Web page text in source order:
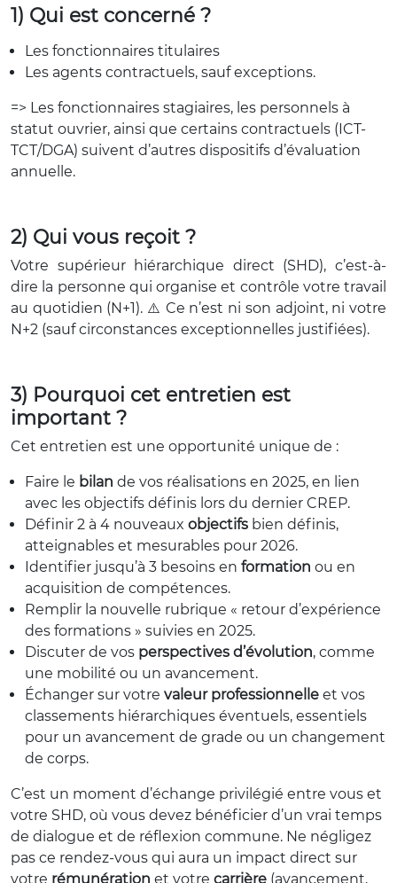
1) Qui est concerné ?
Les fonctionnaires titulaires
Les agents contractuels, sauf exceptions.
=> Les fonctionnaires stagiaires, les personnels à
statut ouvrier, ainsi que certains contractuels (ICT-
TCT/DGA) suivent d’autres dispositifs d’évaluation
annuelle.
2) Qui vous reçoit ?
Votre supérieur hiérarchique direct (SHD), c’est-à-
dire la personne qui organise et contrôle votre travail
au quotidien (N+1). ⚠️ Ce n’est ni son adjoint, ni votre
N+2 (sauf circonstances exceptionnelles justifiées).
3) Pourquoi cet entretien est
important ?
Cet entretien est une opportunité unique de :
Faire le bilan de vos réalisations en 2025, en lien
avec les objectifs définis lors du dernier CREP.
Définir 2 à 4 nouveaux objectifs bien définis,
atteignables et mesurables pour 2026.
Identifier jusqu’à 3 besoins en formation ou en
acquisition de compétences.
Remplir la nouvelle rubrique « retour d’expérience
des formations » suivies en 2025.
Discuter de vos perspectives d’évolution, comme
une mobilité ou un avancement.
Échanger sur votre valeur professionnelle et vos
classements hiérarchiques éventuels, essentiels
pour un avancement de grade ou un changement
de corps.
C’est un moment d’échange privilégié entre vous et
votre SHD, où vous devez bénéficier d’un vrai temps
de dialogue et de réflexion commune. Ne négligez
pas ce rendez-vous qui aura un impact direct sur
votre rémunération et votre carrière (avancement,